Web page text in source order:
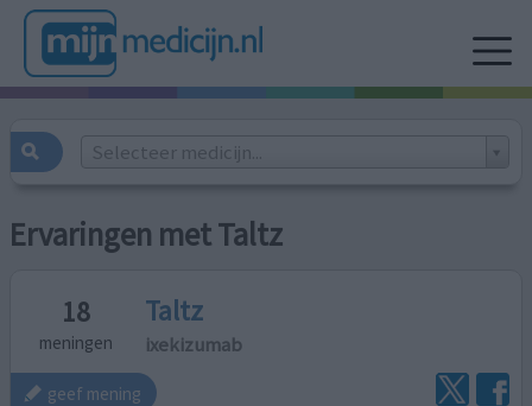
Selecteer medicijn...
Ervaringen met Taltz
18
meningen
Taltz
ixekizumab
geef mening